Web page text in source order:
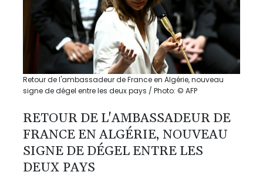
Retour de l'ambassadeur de France en Algérie, nouveau
signe de dégel entre les deux pays / Photo: © AFP
RETOUR DE L'AMBASSADEUR DE
FRANCE EN ALGÉRIE, NOUVEAU
SIGNE DE DÉGEL ENTRE LES
DEUX PAYS